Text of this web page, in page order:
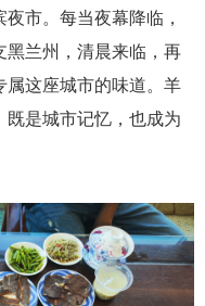
夜市。每当夜幕降临，
黑兰州，清晨来临，再
属这座城市的味道。羊
既是城市记忆，也成为